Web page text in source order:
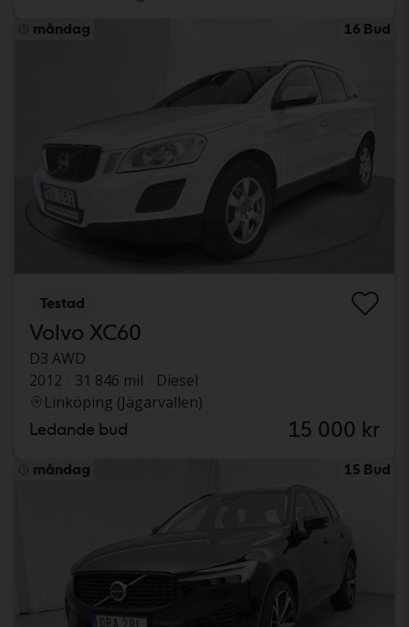
måndag 16 Bud
Testad
Volvo XC60
D3 AWD
2012
31 846 mil
Diesel
Linköping (Jägarvallen)
Ledande bud 15 000 kr
måndag 15 Bud